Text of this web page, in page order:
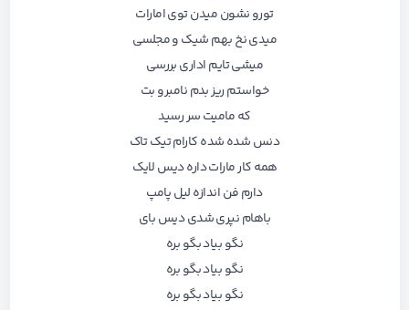
ﺗﻮرو ﻧﺸﻮن ﻣﻴﺪن ﺗﻮی اﻣﺎرات
ﻣﻴﺪی ﻧﺦ ﺑﻬﻢ ﺷﻴﮏ و ﻣﺠﻠﺴﻰ
ﻣﻴﺸﻰ ﺗﺎﻳﻢ اداری ﺑﺮرﺳﻰ
ﺧﻮاﺳﺘﻢ رﻳﺰ ﺑﺪم ﻧﺎﻣﺒﺮو ﺑﺖ
ﻛﻪ ﻣﺎﻣﻴﺖ ﺳﺮ رﺳﻴﺪ
دﻧﺲ ﺷﺪه ﺷﺪه ﻛﺎرام ﺗﻴﮏ ﺗﺎک
ﻫﻤﻪ ﻛﺎر ﻣﺎرات داره دﻳﺲ ﻟﺎﻳﮏ
دارم ﻓﻦ اﻧﺪازه ﻟﻴﻞ ﭘﺎﻣﭗ
ﺑﺎﻫﺎم ﻧﭙﺮی ﺷﺪی دﻳﺲ ﺑﺎی
ﻧﮕﻮ ﺑﻴﺎد ﺑﮕﻮ ﺑﺮه
ﻧﮕﻮ ﺑﻴﺎد ﺑﮕﻮ ﺑﺮه
ﻧﮕﻮ ﺑﻴﺎد ﺑﮕﻮ ﺑﺮه